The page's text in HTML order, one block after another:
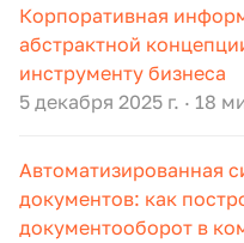
Корпоративная
абстрактной
инструменту бизнеса
5 декабря 2025 г. · 18
Автоматизированная
документов: как
документооборот в